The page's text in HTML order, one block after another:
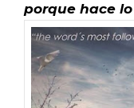
porque hace